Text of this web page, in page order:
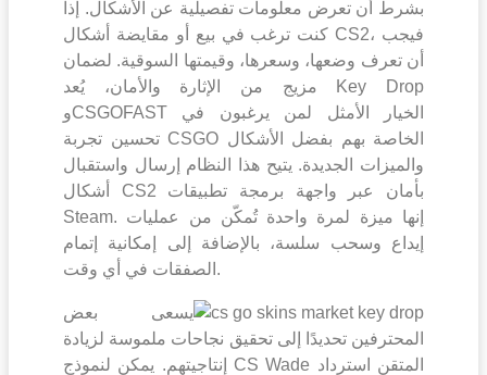
بشرط أن تعرض معلومات تفصيلية عن الأشكال. إذا
كنت ترغب في بيع أو مقايضة أشكال CS2، فيجب
أن تعرف وضعها، وسعرها، وقيمتها السوقية. لضمان
مزيج من الإثارة والأمان، يُعد Key Drop
وCSGOFAST الخيار الأمثل لمن يرغبون في
تحسين تجربة CSGO الخاصة بهم بفضل الأشكال
والميزات الجديدة. يتيح هذا النظام إرسال واستقبال
أشكال CS2 بأمان عبر واجهة برمجة تطبيقات
Steam. إنها ميزة لمرة واحدة تُمكّن من عمليات
إيداع وسحب سلسة، بالإضافة إلى إمكانية إتمام
الصفقات في أي وقت.
يسعى بعض
المحترفين تحديدًا إلى تحقيق نجاحات ملموسة لزيادة
إنتاجيتهم. يمكن لنموذج CS Wade المتقن استرداد